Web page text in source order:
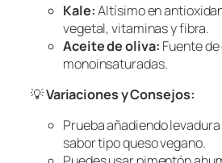
Kale:Altísimo en
vegetal, vitaminas y fibra.
Aceite de oliva: Fuente
monoinsaturadas.
💡Variaciones y Consejos:
Prueba añadiendo
sabor tipo queso vegano.